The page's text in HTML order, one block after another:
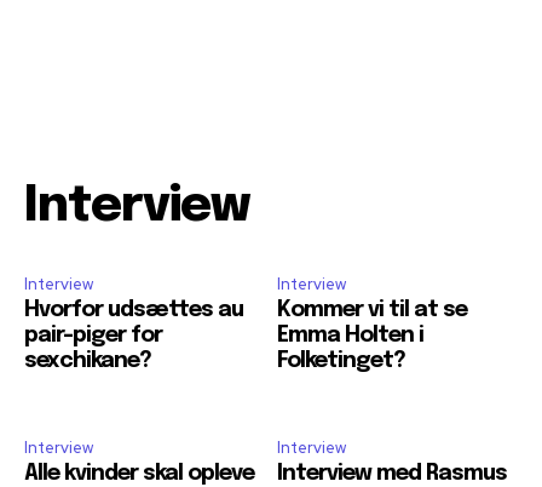
Interview
Interview
Hvorfor udsættes au
pair-piger for
sexchikane?
Interview
Kommer vi til at se
Emma Holten i
Folketinget?
Interview
Alle kvinder skal opleve
Interview
Interview med Rasmus